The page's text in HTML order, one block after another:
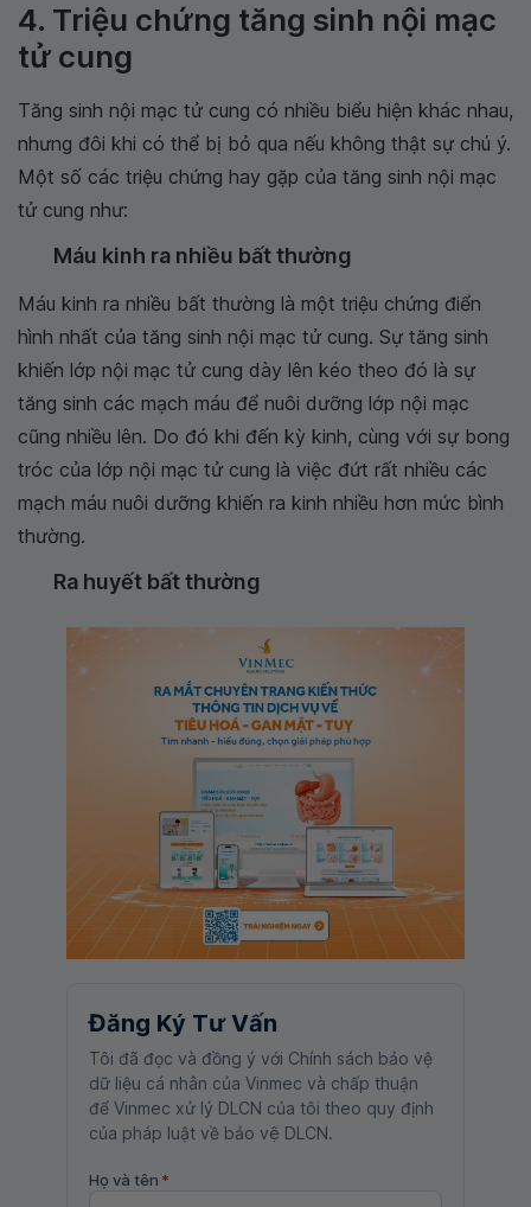
4. Triệu chứng tăng sinh nội mạc
tử cung
Tăng sinh nội mạc tử cung có nhiều biểu hiện khác nhau,
nhưng đôi khi có thể bị bỏ qua nếu không thật sự chú ý.
Một số các triệu chứng hay gặp của tăng sinh nội mạc
tử cung như:
Máu kinh ra nhiều bất thường
Máu kinh ra nhiều bất thường là một triệu chứng điển
hình nhất của tăng sinh nội mạc tử cung. Sự tăng sinh
khiến lớp nội mạc tử cung dày lên kéo theo đó là sự
tăng sinh các mạch máu để nuôi dưỡng lớp nội mạc
cũng nhiều lên. Do đó khi đến kỳ kinh, cùng với sự bong
tróc của lớp nội mạc tử cung là việc đứt rất nhiều các
mạch máu nuôi dưỡng khiến ra kinh nhiều hơn mức bình
thường.
Ra huyết bất thường
Đăng Ký Tư Vấn
Tôi đã đọc và đồng ý với Chính sách bảo vệ
dữ liệu cá nhân của Vinmec và chấp thuận
để Vinmec xử lý DLCN của tôi theo quy định
của pháp luật về bảo vệ DLCN.
Họ và tên *